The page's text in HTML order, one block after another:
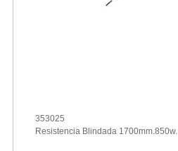
353025
Resistencia Blindada 1700mm.850w.